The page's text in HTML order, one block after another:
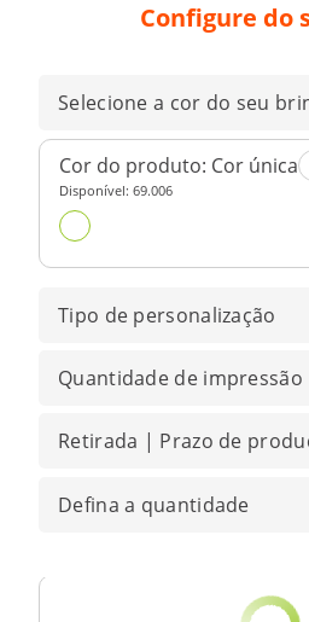
Configure do
Selecione a cor do seu
Cor do produto: Cor única
Disponível: 69.006
Tipo de personalização
Quantidade de impressão
Retirada | Prazo de
Defina a quantidade